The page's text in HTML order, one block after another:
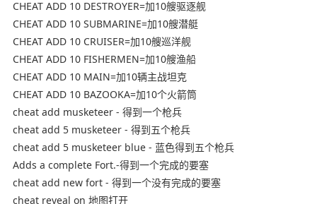
CHEAT ADD 10 DESTROYER=加10艘驱逐舰
CHEAT ADD 10 SUBMARINE=加10艘潜艇
CHEAT ADD 10 CRUISER=加10艘巡洋舰
CHEAT ADD 10 FISHERMEN=加10艘渔船
CHEAT ADD 10 MAIN=加10辆主战坦克
CHEAT ADD 10 BAZOOKA=加10个火箭筒
cheat add musketeer - 得到一个枪兵
cheat add 5 musketeer - 得到五个枪兵
cheat add 5 musketeer blue - 蓝色得到五个枪兵
Adds a complete Fort.-得到一个完成的要塞
cheat add new fort - 得到一个没有完成的要塞
cheat reveal on 地图打开